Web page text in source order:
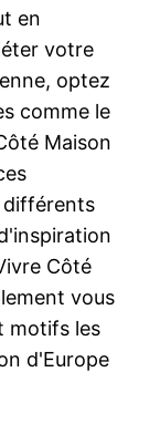
en
votre
optez
comme le
Maison
différents
Côté
vous
motifs les
d'Europe